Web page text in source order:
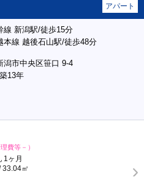
アパート
線 新潟駅/徒歩15分
本線 越後石山駅/徒歩48分
潟市中央区笹口 9-4
13年
理費等－）
1ヶ月
33.04㎡